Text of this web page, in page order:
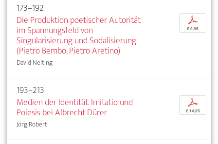
173–192
Die Produktion poetischer Autorität
im Spannungsfeld von
Singularisierung und Sodalisierung
(Pietro Bembo, Pietro Aretino)
David Nelting
p
€ 9,95
193–213
Medien der Identität. Imitatio und
Poiesis bei Albrecht Dürer
Jörg Robert
p
€ 14,95